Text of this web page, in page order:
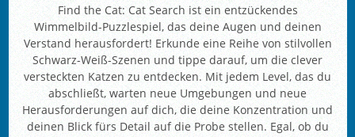
Find the Cat: Cat Search ist ein entzückendes
Wimmelbild-Puzzlespiel, das deine Augen und deinen
Verstand herausfordert! Erkunde eine Reihe von stilvollen
Schwarz-Weiß-Szenen und tippe darauf, um die clever
versteckten Katzen zu entdecken. Mit jedem Level, das du
abschließt, warten neue Umgebungen und neue
Herausforderungen auf dich, die deine Konzentration und
deinen Blick fürs Detail auf die Probe stellen. Egal, ob du